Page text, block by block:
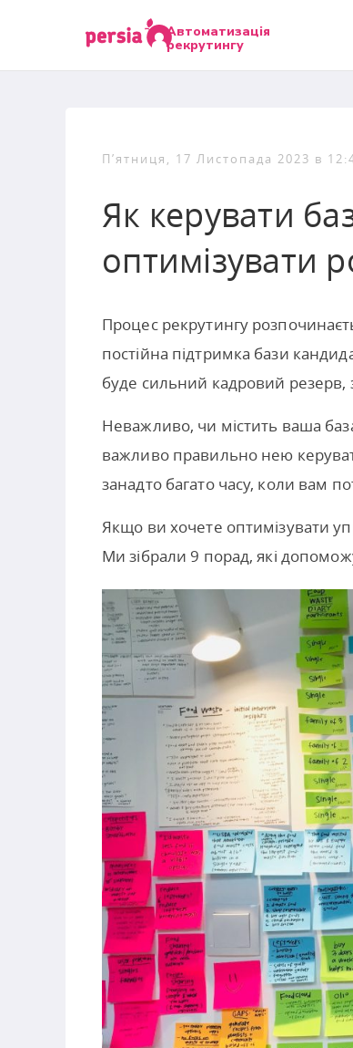
Автоматизація
рекрутингу
П’ятниця, 17 Листопада 2023 в
Як керувати
оптимізувати
Процес рекрутингу
постійна підтримка бази
буде сильний кадровий резерв,
Неважливо, чи містить ваша
важливо правильно нею
занадто багато часу, коли вам
Якщо ви хочете оптимізувати
Ми зібрали 9 порад, які